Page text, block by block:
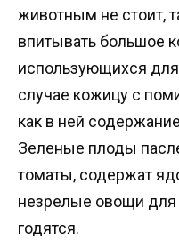
животным не стоит,
впитывать большое
использующихся
случае кожицу с
как в ней
Зеленые плоды
томаты, содержат
незрелые овощи для
годятся.